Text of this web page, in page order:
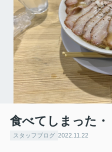
食べてしまった
スタッフブログ 2022.11.22